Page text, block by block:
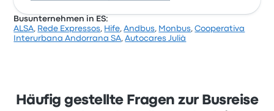
Laut 21 Bewertungen hat Hife für diese Reise eine
Hife für diese Reise beginnen bei 30 €
Busunternehmen in ES:
ALSA, Rede Expressos, Hife,Andbus, Monbus,Cooperativa
Interurbana Andorrana SA,Autocares Julià
Häufig gestellte Fragen zur Busreise